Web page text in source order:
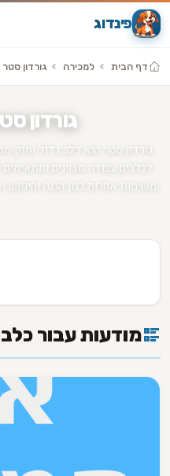
פינדוג
דף הבית למכירה גורדון סטר
גורדון
גורדון סטר הוא כלב גדול וחזק
לכלבים עבודה מצוינים
ומשימות אחרות כגון הגנה
ומתאימים לחיים בבית
מודעות עבור